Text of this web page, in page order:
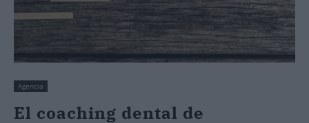
Agencia
El coaching dental de